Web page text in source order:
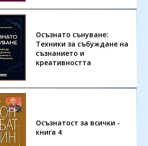
Осъзнато сънуване:
Техники за събуждане на
съзнанието и
креативността
Осъзнатост за всички -
книга 4